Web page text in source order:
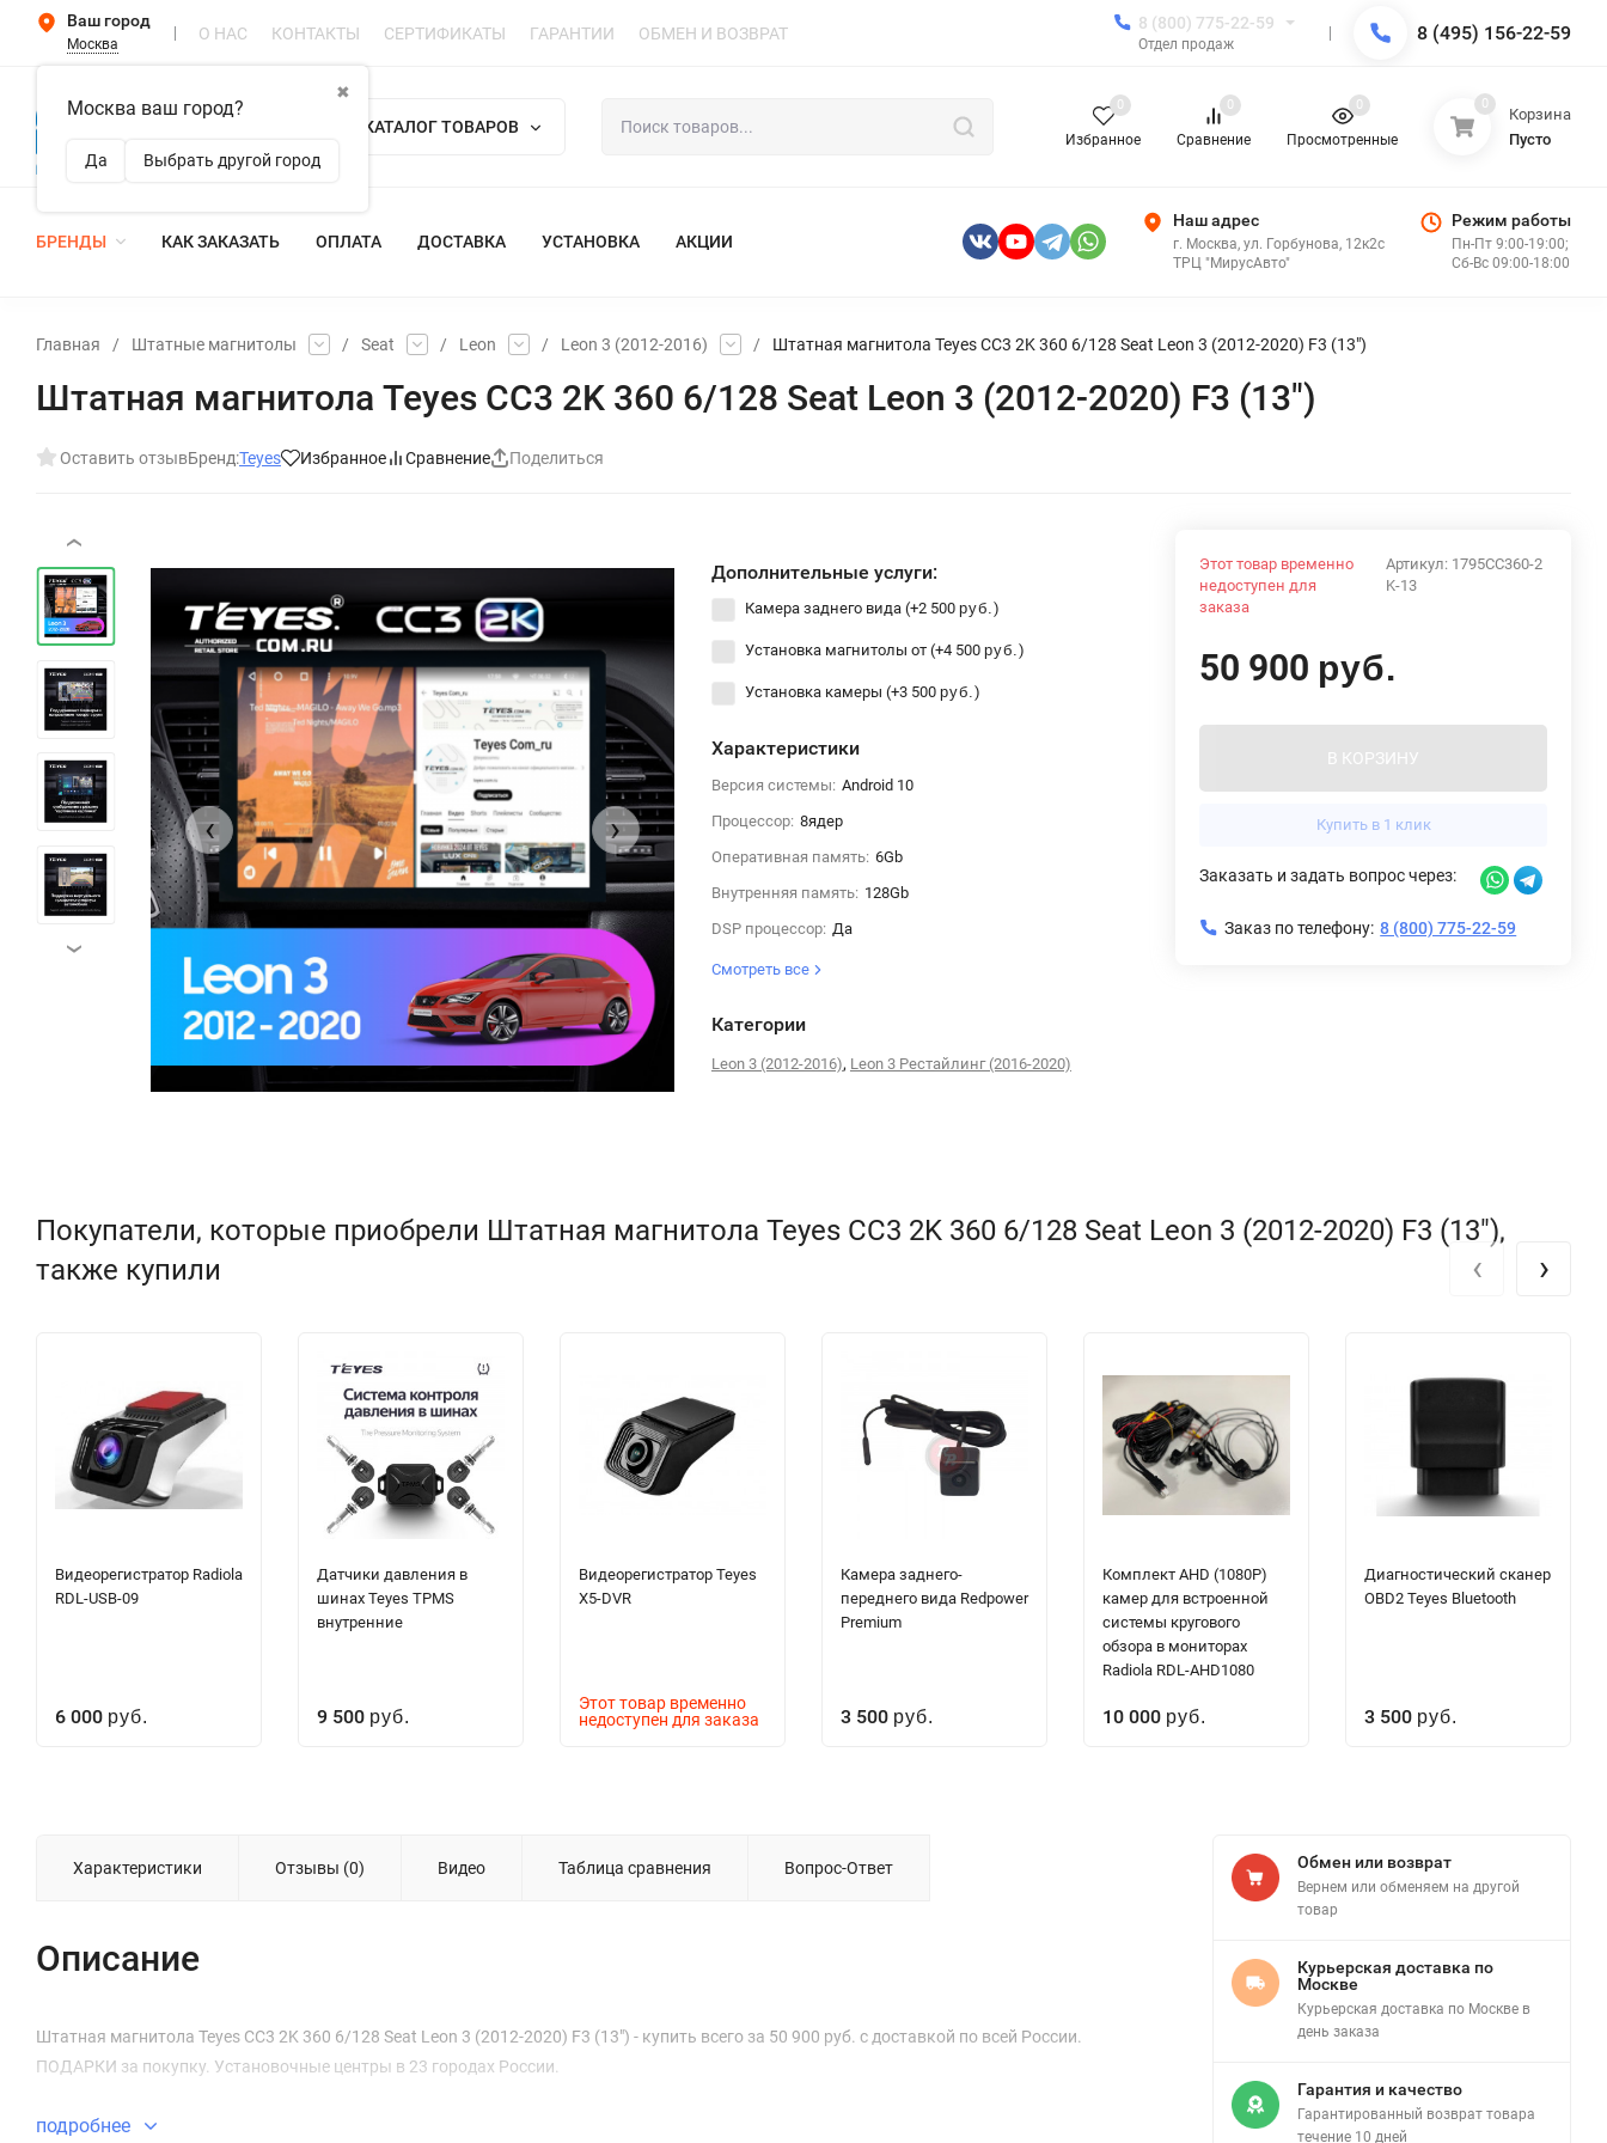
Ваш город
Москва
✖
Москва ваш город?
Да Выбрать другой город
О НАС КОНТАКТЫ СЕРТИФИКАТЫ ГАРАНТИИ ОБМЕН И ВОЗВРАТ
8 (800) 775-22-59
Отдел продаж 8 (495) 156-22-59
КАТАЛОГ ТОВАРОВ
Избранное
0
Сравнение
0
Просмотренные
0 0
Корзина
Пусто
БРЕНДЫ КАК ЗАКАЗАТЬ ОПЛАТА ДОСТАВКА УСТАНОВКА АКЦИИ
Наш адрес
г. Москва, ул. Горбунова, 12к2с
ТРЦ "МирусАвто"
Режим работы
Пн-Пт 9:00-19:00;
Сб-Вс 09:00-18:00
Главная / Штатные магнитолы / Seat / Leon / Leon 3 (2012-2016) / Штатная магнитола Teyes CC3 2K 360 6/128 Seat Leon 3 (2012-2020) F3 (13")
Штатная магнитола Teyes CC3 2K 360 6/128 Seat Leon 3 (2012-2020) F3 (13")
Оставить отзывБренд:Teyes Избранное Сравнение Поделиться
‹ ›
‹
›
Дополнительные услуги:
Камера заднего вида (+2 500 руб. )
Установка магнитолы от (+4 500 руб. )
Установка камеры (+3 500 руб. )
Характеристики
Версия системы: Android 10
Процессор: 8ядер
Оперативная память: 6Gb
Внутренняя память: 128Gb
DSP процессор: Да
Смотреть все
Категории
Leon 3 (2012-2016), Leon 3 Рестайлинг (2016-2020)
Артикул: 1795CC360-2
K-13
Этот товар временно
недоступен для
заказа
50 900 руб.
В КОРЗИНУ
Купить в 1 клик
Заказать и задать вопрос через:
Заказ по телефону: 8 (800) 775-22-59
Покупатели, которые приобрели Штатная магнитола Teyes CC3 2K 360 6/128 Seat Leon 3 (2012-2020) F3 (13"),
также купили
Видеорегистратор Radiola
RDL-USB-09
6 000 руб.
Датчики давления в
шинах Teyes TPMS
внутренние
9 500 руб.
Видеорегистратор Teyes
X5-DVR
Этот товар временно
недоступен для заказа
Камера заднего-
переднего вида Redpower
Premium
3 500 руб.
Комплект AHD (1080P)
камер для встроенной
системы кругового
обзора в мониторах
Radiola RDL-AHD1080
10 000 руб.
Диагностический сканер
OBD2 Teyes Bluetooth
3 500 руб.
‹ ›
Характеристики Отзывы (0) Видео Таблица сравнения Вопрос-Ответ
Описание
Штатная магнитола Teyes CC3 2K 360 6/128 Seat Leon 3 (2012-2020) F3 (13") - купить всего за 50 900 руб. с доставкой по всей России.
ПОДАРКИ за покупку. Установочные центры в 23 городах России.
подробнее
Обмен или возврат
Вернем или обменяем на другой
товар
Курьерская доставка по
Москве
Курьерская доставка по Москве в
день заказа
Гарантия и качество
Гарантированный возврат товара
течение 10 дней